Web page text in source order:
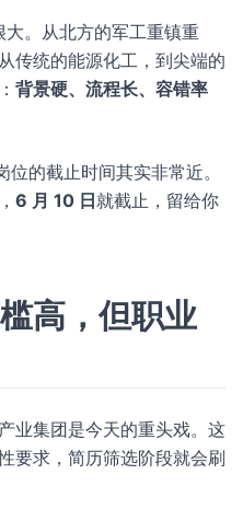
。从北方的军工重镇重
传统的能源化工，到尖端的
背景硬、流程长、容错率
位的截止时间其实非常近。
6 月 10 日就截止，留给你
高，但职业
业集团是今天的重头戏。这
要求，简历筛选阶段就会刷